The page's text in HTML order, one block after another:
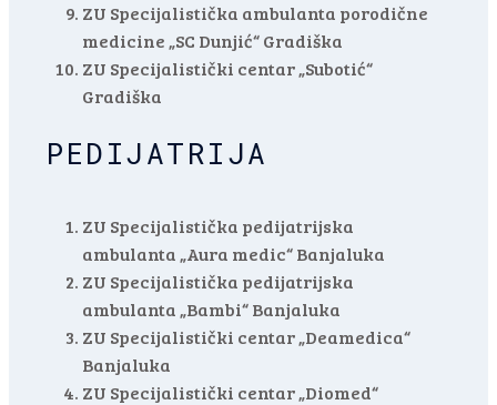
ZU Specijalistička ambulanta porodične
medicine „SC Dunjić“ Gradiška
ZU Specijalistički centar „Subotić“
Gradiška
PEDIJATRIJA
ZU Specijalistička pedijatrijska
ambulanta „Aura medic“ Banjaluka
ZU Specijalistička pedijatrijska
ambulanta „Bambi“ Banjaluka
ZU Specijalistički centar „Deamedica“
Banjaluka
ZU Specijalistički centar „Diomed“